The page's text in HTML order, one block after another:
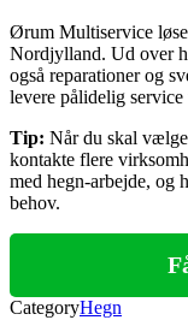
Ørum Multiservice
Nordjylland. Ud over
også reparationer og
levere pålidelig service
Tip: Når du skal
kontakte flere
med hegn-arbejde, og
behov.
CategoryHegn